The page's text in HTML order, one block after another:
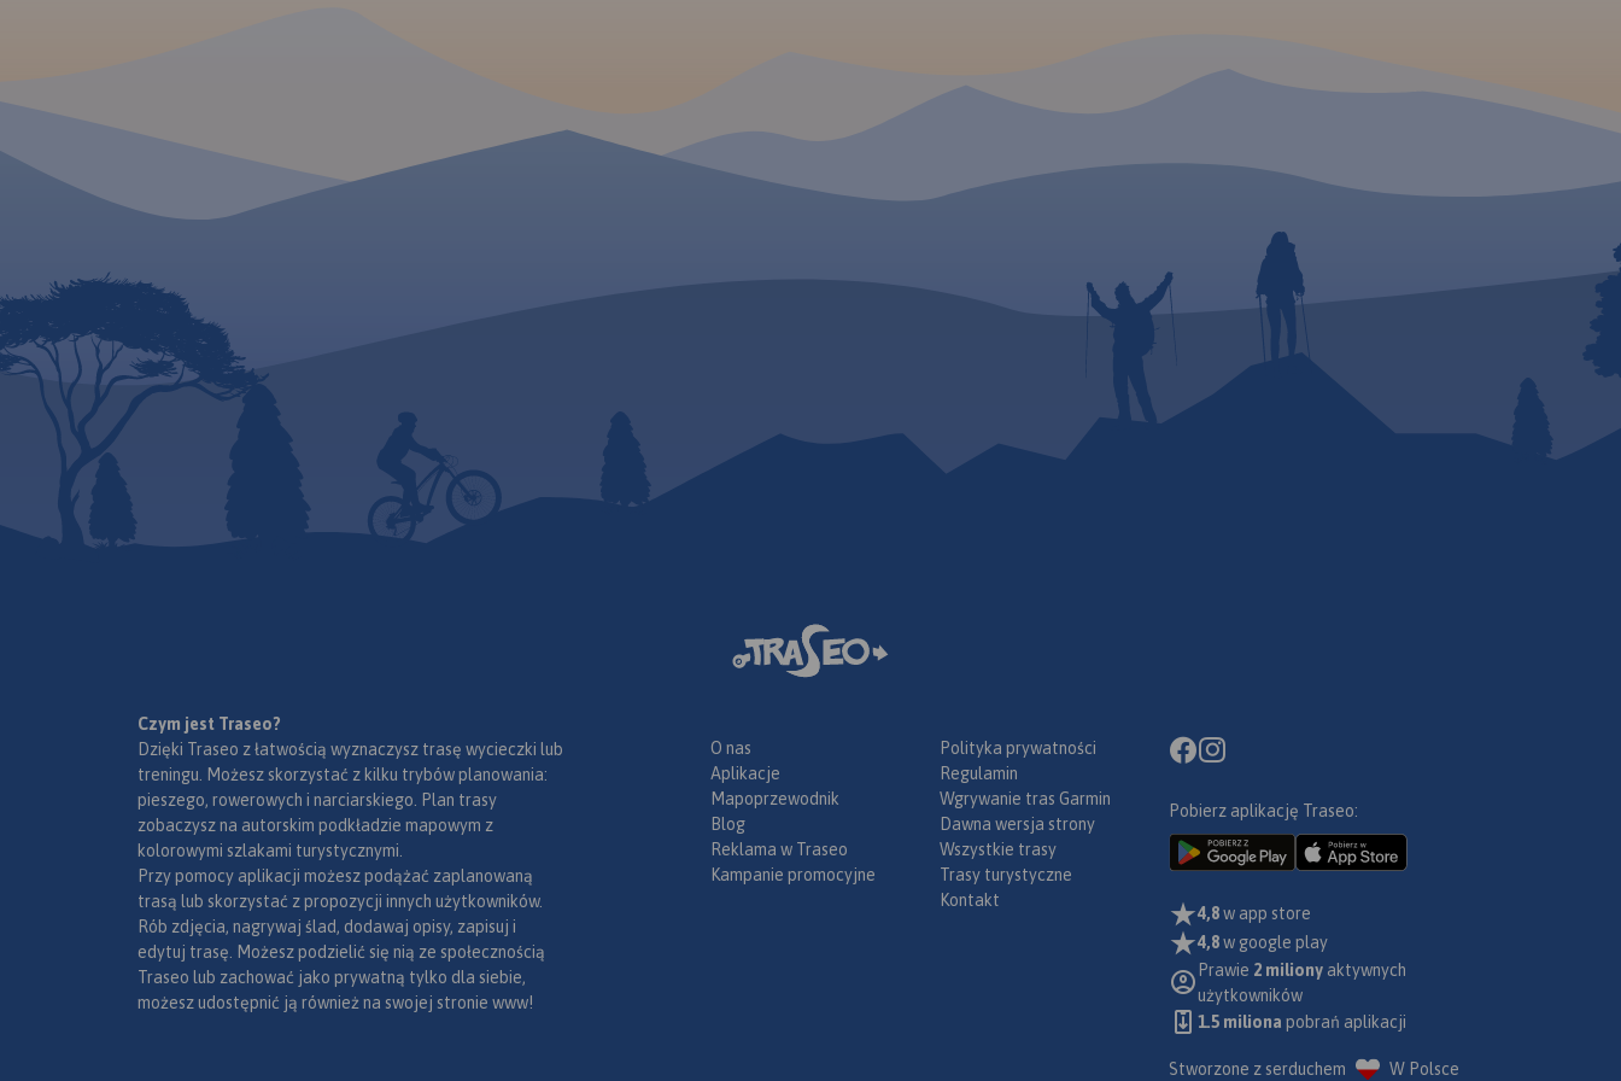
Czym jest Traseo?
Dzięki Traseo z łatwością wyznaczysz trasę wycieczki lub
treningu. Możesz skorzystać z kilku trybów planowania:
pieszego, rowerowych i narciarskiego. Plan trasy
zobaczysz na autorskim podkładzie mapowym z
kolorowymi szlakami turystycznymi.
Przy pomocy aplikacji możesz podążać zaplanowaną
trasą lub skorzystać z propozycji innych użytkowników.
Rób zdjęcia, nagrywaj ślad, dodawaj opisy, zapisuj i
edytuj trasę. Możesz podzielić się nią ze społecznością
Traseo lub zachować jako prywatną tylko dla siebie,
możesz udostępnić ją również na swojej stronie www!
O nas
Aplikacje
Mapoprzewodnik
Blog
Reklama w Traseo
Kampanie promocyjne
Polityka prywatności
Regulamin
Wgrywanie tras Garmin
Dawna wersja strony
Wszystkie trasy
Trasy turystyczne
Kontakt
Pobierz aplikację Traseo:
4,8w app store
4,8w google play
Prawie 2 miliony aktywnych
użytkowników
1.5 miliona pobrań aplikacji
Stworzone z serduchem W Polsce